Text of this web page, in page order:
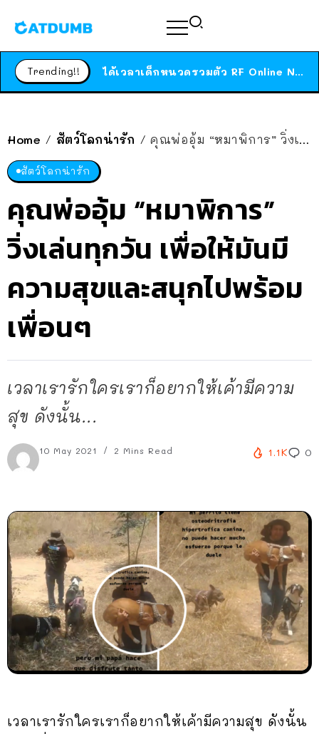
Trending!! ได้เวลาเด็กหนวดรวมตัว RF Online Next เปิดให้เล่นแล้ว เกม Sci-Fi MMORPG ระดับตำนาน เล่นได้ทั้งมือถือและ PC
Home / สัตว์โลกน่ารัก / คุณพ่ออุ้ม “หมาพิการ” วิ่งเล่นทุกวัน เพื่อให้มันมีความสุขและสนุกไปพร้อมเพื่อนๆ
สัตว์โลกน่ารัก
คุณพ่ออุ้ม “หมาพิการ”
วิ่งเล่นทุกวัน เพื่อให้มันมี
ความสุขและสนุกไปพร้อม
เพื่อนๆ
เวลาเรารักใครเราก็อยากให้เค้ามีความ
สุข ดังนั้น...
10 May 2021 2 Mins Read 1.1K 0
เวลาเรารักใครเราก็อยากให้เค้ามีความสุข ดังนั้น